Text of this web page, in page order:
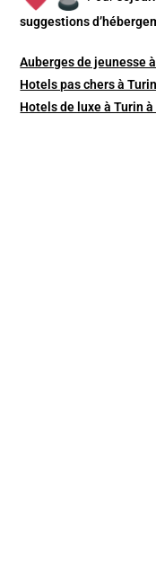
suggestions
Auberges de jeunesse
Hotels pas chers à
Hotels de luxe à Turin